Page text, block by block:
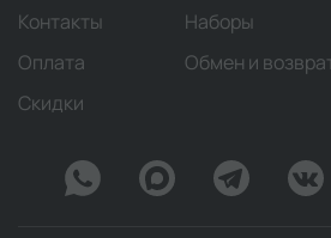
Контакты
Наборы
Оплата
Обмен и
Скидки